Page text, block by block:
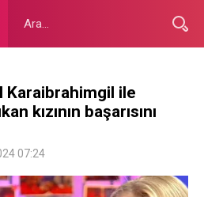
Karaibrahimgil ile
kızının başarısını
07:24